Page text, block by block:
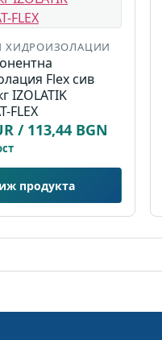
ХИДРОИЗОЛАЦИИ
Flex сив
IZOLATIK
FLEX
/ 113,44 BGN
продукта